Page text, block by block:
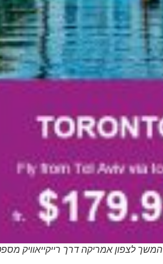
אמריקה דרך רייקייאוויק מספטמבר 2019. צילום